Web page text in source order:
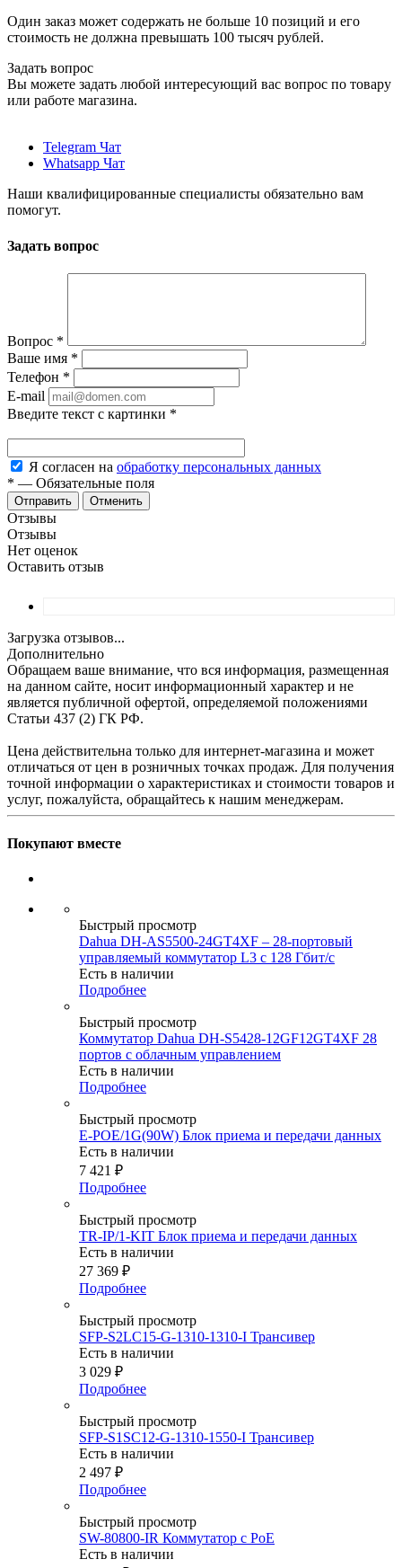
Один заказ может содержать не больше 10 позиций и его
стоимость не должна превышать 100 тысяч рублей.
Задать вопрос
Вы можете задать любой интересующий вас вопрос по товару
или работе магазина.
Telegram Чат
Whatsapp Чат
Наши квалифицированные специалисты обязательно вам
помогут.
Задать вопрос
Вопрос *
Ваше имя *
Телефон *
E-mail
Введите текст с картинки *
Я согласен на обработку персональных данных
* — Обязательные поля
Отменить
Отзывы
Отзывы
Нет оценок
Оставить отзыв
Загрузка отзывов...
Дополнительно
Обращаем ваше внимание, что вся информация, размещенная
на данном сайте, носит информационный характер и не
является публичной офертой, определяемой положениями
Статьи 437 (2) ГК РФ.
Цена действительна только для интернет-магазина и может
отличаться от цен в розничных точках продаж. Для получения
точной информации о характеристиках и стоимости товаров и
услуг, пожалуйста, обращайтесь к нашим менеджерам.
Покупают вместе
Быстрый просмотр
Dahua DH-AS5500-24GT4XF – 28-портовый
управляемый коммутатор L3 с 128 Гбит/с
Есть в наличии
Подробнее
Быстрый просмотр
Коммутатор Dahua DH-S5428-12GF12GT4XF 28
портов с облачным управлением
Есть в наличии
Подробнее
Быстрый просмотр
E-POE/1G(90W) Блок приема и передачи данных
Есть в наличии
7 421 ₽
Подробнее
Быстрый просмотр
TR-IP/1-KIT Блок приема и передачи данных
Есть в наличии
27 369 ₽
Подробнее
Быстрый просмотр
SFP-S2LC15-G-1310-1310-I Трансивер
Есть в наличии
3 029 ₽
Подробнее
Быстрый просмотр
SFP-S1SC12-G-1310-1550-I Трансивер
Есть в наличии
2 497 ₽
Подробнее
Быстрый просмотр
SW-80800-IR Коммутатор с PoE
Есть в наличии